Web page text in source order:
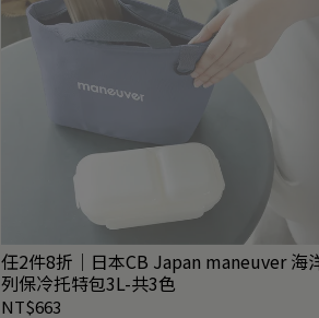
任2件8折｜日本CB Japan maneuver 海
列保冷托特包3L-共3色
NT$663